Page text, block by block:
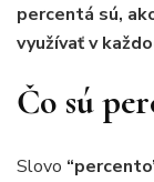
percentá sú,
využívať v
Čo sú
Slovo